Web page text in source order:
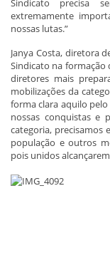
Sindicato precisa
extremamente
nossas lutas.”
Janya Costa, diretora
Sindicato na
diretores mais
mobilizações da
forma clara aquilo
nossas conquistas e
categoria, precisamos
população e outros
pois unidos